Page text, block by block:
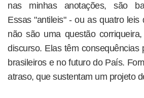
nas minhas anotações, são
Essas "antileis" - ou as quatro leis
não são uma questão
discurso. Elas têm consequências
brasileiros e no futuro do País.
atraso, que sustentam um projeto